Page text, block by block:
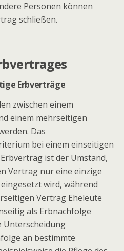
Personen können
schließen.
Erbverträge
zwischen einem
einem mehrseitigen
Das
bei einem einseitigen
ist der Umstand,
Vertrag nur eine einzige
wird, während
Vertrag Eheleute
als Erbnachfolge
Unterscheidung
an bestimmte